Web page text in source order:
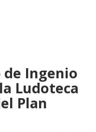
Ingenio
Ludoteca
Plan